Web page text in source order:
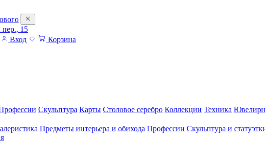
15
Вход Корзина
Скульптура Карты Столовое серебро Коллекции Техника
Предметы интерьера и обихода Профессии Скульптура и